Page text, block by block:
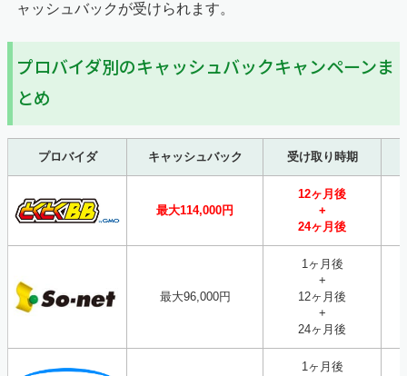
ャッシュバックが受けられます。
プロバイダ別のキャッシュバックキャンペーンま
とめ
プロバイダ キャッシュバック 受け取り時期
最大114,000円
12ヶ月後
+
24ヶ月後
最大96,000円
1ヶ月後
+
12ヶ月後
+
24ヶ月後
1ヶ月後